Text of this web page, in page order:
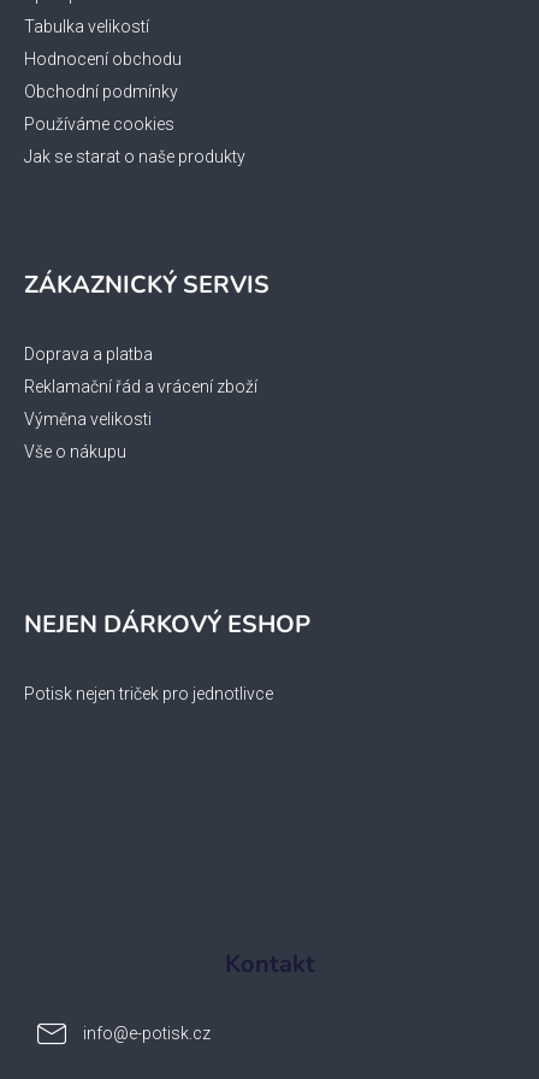
Tabulka velikostí
Hodnocení obchodu
Obchodní podmínky
Používáme cookies
Jak se starat o naše produkty
ZÁKAZNICKÝ SERVIS
Doprava a platba
Reklamační řád a vrácení zboží
Výměna velikosti
Vše o nákupu
NEJEN DÁRKOVÝ ESHOP
Potisk nejen triček pro jednotlivce
Kontakt
info@e-potisk.cz